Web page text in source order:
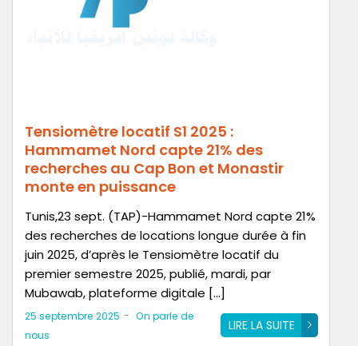
Tensiomètre locatif S1 2025 :
Hammamet Nord capte 21% des
recherches au Cap Bon et Monastir
monte en puissance
Tunis,23 sept. (TAP)-Hammamet Nord capte 21%
des recherches de locations longue durée à fin
juin 2025, d’après le Tensiomètre locatif du
premier semestre 2025, publié, mardi, par
Mubawab, plateforme digitale […]
LIRE LA SUITE
25 septembre 2025 - On parle de
nous